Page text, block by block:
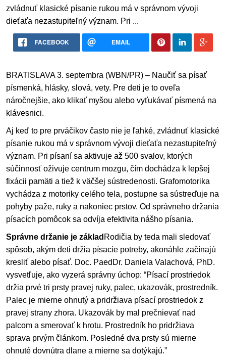
zvládnuť klasické písanie rukou má v správnom vývoji
dieťaťa nezastupiteľný význam. Pri ...
FACEBOOK EMAIL
BRATISLAVA3. septembra (WBN/PR) – Naučiť sa písať
písmenká, hlásky, slová, vety. Pre deti je to oveľa
náročnejšie, ako klikať myšou alebo vyťukávať písmená na
klávesnici.
Aj keď to pre prváčikov často nie je ľahké, zvládnuť klasické
písanie rukou má v správnom vývoji dieťaťa nezastupiteľný
význam. Pri písaní sa aktivuje až 500 svalov, ktorých
súčinnosť oživuje centrum mozgu, čím dochádza k lepšej
fixácii pamäti a tiež k väčšej sústredenosti. Grafomotorika
vychádza z motoriky celého tela, postupne sa sústreďuje na
pohyby paže, ruky a nakoniec prstov. Od správneho držania
písacích pomôcok sa odvíja efektivita nášho písania.
Správne držanie je základ Rodičia by teda mali sledovať
spôsob, akým deti držia písacie potreby, akonáhle začínajú
kresliť alebo písať. Doc. PaedDr. Daniela Valachová, PhD.
vysvetľuje, ako vyzerá správny úchop: “Písací prostriedok
držia prvé tri prsty pravej ruky, palec, ukazovák, prostredník.
Palec je mierne ohnutý a pridržiava písací prostriedok z
pravej strany zhora. Ukazovák by mal prečnievať nad
palcom a smerovať k hrotu. Prostredník ho pridržiava
sprava prvým článkom. Posledné dva prsty sú mierne
ohnuté dovnútra dlane a mierne sa dotýkajú.”